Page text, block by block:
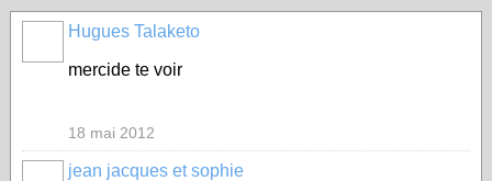
Hugues Talaketo
mercide te voir
18 mai 2012
jean jacques et sophie